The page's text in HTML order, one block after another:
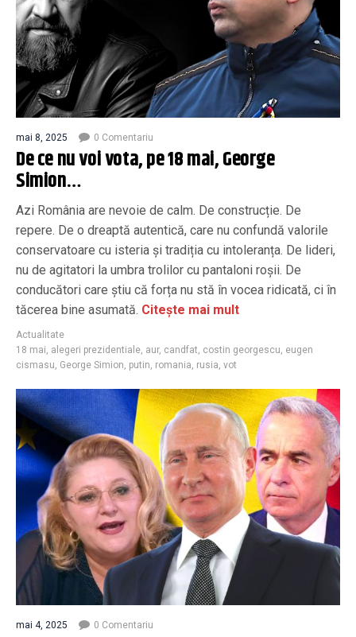
mai 8, 2025 0 Comentariu
De ce nu voi vota, pe 18 mai, George
Simion…
Azi România are nevoie de calm. De construcție. De
repere. De o dreaptă autentică, care nu confundă valorile
conservatoare cu isteria și tradiția cu intoleranța. De lideri,
nu de agitatori la umbra trolilor cu pantaloni roșii. De
conducători care știu că forța nu stă în vocea ridicată, ci în
tăcerea bine asumată. Citește mai mult
Actualitate
18 mai, alegeri prezidentiale, aur, candfat, costin georgescu, eugen
cismasu, George Simion, putin, romania, rusia, vot
mai 4, 2025 0 Comentariu